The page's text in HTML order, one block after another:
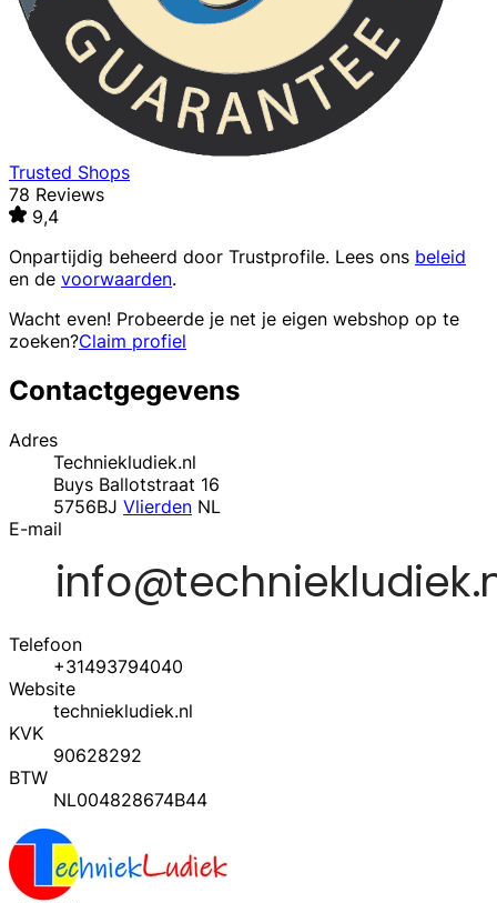
Trusted Shops
78 Reviews
9,4
Onpartijdig beheerd door Trustprofile. Lees ons beleid
en de voorwaarden.
Wacht even! Probeerde je net je eigen webshop op te
zoeken?Claim profiel
Contactgegevens
Adres
Techniekludiek.nl
Buys Ballotstraat 16
5756BJ Vlierden NL
E-mail
Telefoon
+31493794040
Website
techniekludiek.nl
KVK
90628292
BTW
NL004828674B44